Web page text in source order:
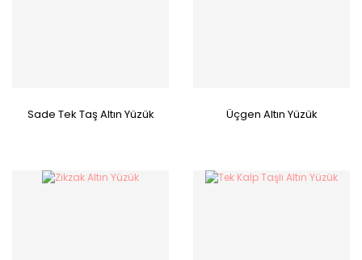
Sade Tek Taş Altın Yüzük Üçgen Altın Yüzük